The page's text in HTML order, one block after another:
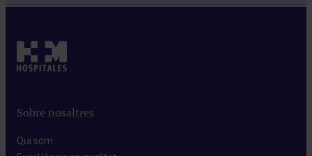
Sobre nosaltres
Qui som​